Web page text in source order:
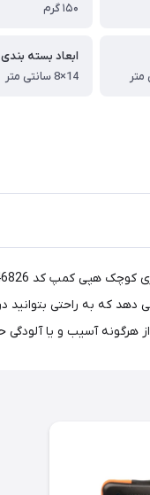
۱۵۰ گرم
ابعاد بسته بندی
14×8 سانتی متر